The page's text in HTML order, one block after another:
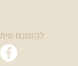
להזמנת